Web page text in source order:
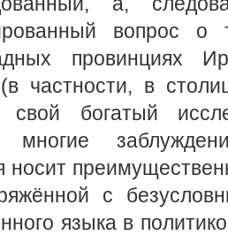
вопрос
частности, в
богатый
многие
с
языка в